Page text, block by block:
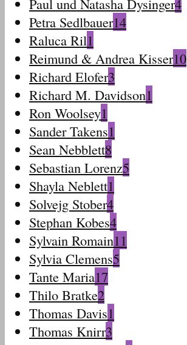
Petra Sedlbauer14
Raluca Ril1
Reimund & Andrea Kisser10
Richard Elofer3
Richard M. Davidson1
Ron Woolsey1
Sander Takens1
Sean Nebblett8
Sebastian Lorenz5
Shayla Neblett1
Solvejg Stober4
Stephan Kobes4
Sylvain Romain11
Sylvia Clemens5
Tante Maria17
Thilo Bratke2
Thomas Davis1
Thomas Knirr3